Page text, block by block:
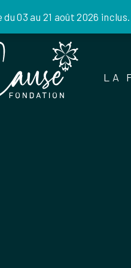
du 03 au 21 août 2026
LA